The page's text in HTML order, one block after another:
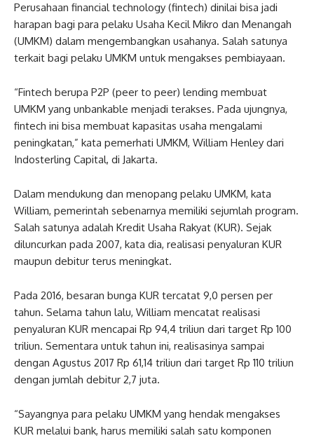
Perusahaan financial technology (fintech) dinilai bisa jadi
harapan bagi para pelaku Usaha Kecil Mikro dan Menangah
(UMKM) dalam mengembangkan usahanya. Salah satunya
terkait bagi pelaku UMKM untuk mengakses pembiayaan.
“Fintech berupa P2P (peer to peer) lending membuat
UMKM yang unbankable menjadi terakses. Pada ujungnya,
fintech ini bisa membuat kapasitas usaha mengalami
peningkatan,” kata pemerhati UMKM, William Henley dari
Indosterling Capital, di Jakarta.
Dalam mendukung dan menopang pelaku UMKM, kata
William, pemerintah sebenarnya memiliki sejumlah program.
Salah satunya adalah Kredit Usaha Rakyat (KUR). Sejak
diluncurkan pada 2007, kata dia, realisasi penyaluran KUR
maupun debitur terus meningkat.
Pada 2016, besaran bunga KUR tercatat 9,0 persen per
tahun. Selama tahun lalu, William mencatat realisasi
penyaluran KUR mencapai Rp 94,4 triliun dari target Rp 100
triliun. Sementara untuk tahun ini, realisasinya sampai
dengan Agustus 2017 Rp 61,14 triliun dari target Rp 110 triliun
dengan jumlah debitur 2,7 juta.
“Sayangnya para pelaku UMKM yang hendak mengakses
KUR melalui bank, harus memiliki salah satu komponen